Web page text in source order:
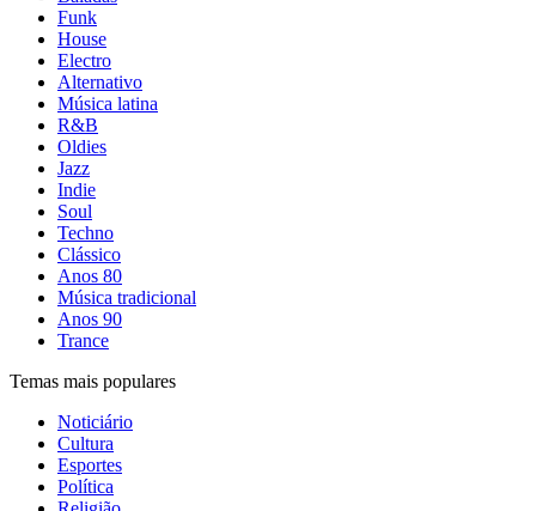
Funk
House
Electro
Alternativo
Música latina
R&B
Oldies
Jazz
Indie
Soul
Techno
Clássico
Anos 80
Música tradicional
Anos 90
Trance
Temas mais populares
Noticiário
Cultura
Esportes
Política